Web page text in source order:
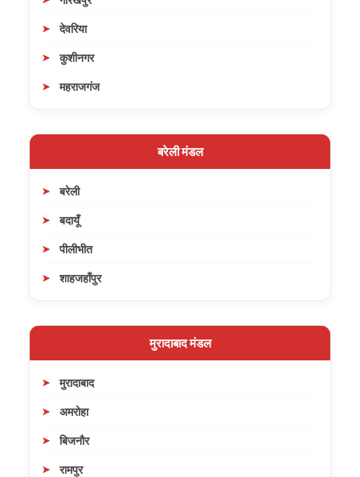
देवरिया
कुशीनगर
महराजगंज
बरेली मंडल
बरेली
बदायूँ
पीलीभीत
शाहजहाँपुर
मुरादाबाद मंडल
मुरादाबाद
अमरोहा
बिजनौर
रामपुर